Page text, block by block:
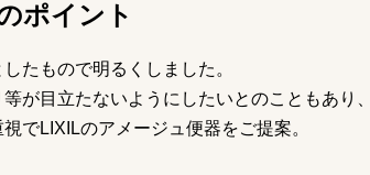
ポイント
たもので明るくしました。
が目立たないようにしたいとのこともあり
でLIXILのアメージュ便器をご提案。